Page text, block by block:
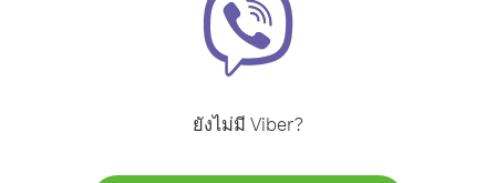
ยังไม่มี Viber?